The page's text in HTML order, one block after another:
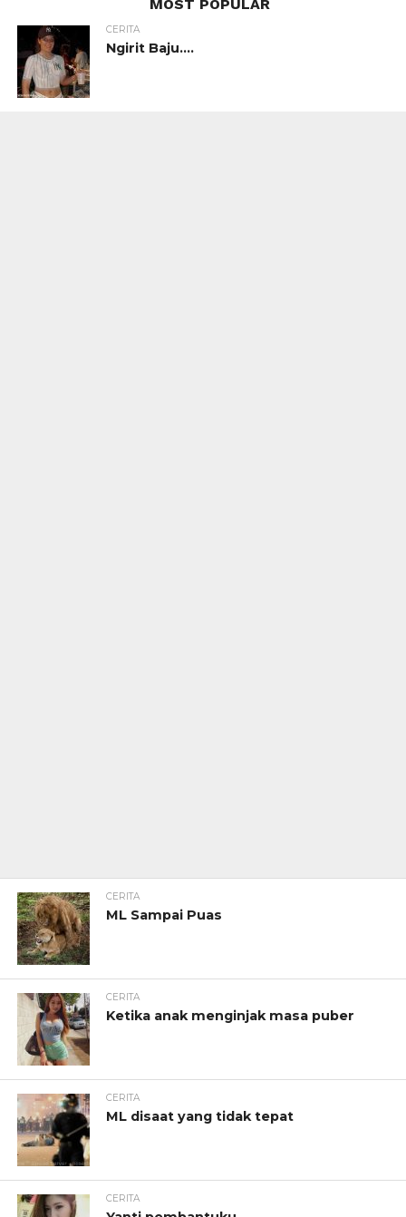
MOST POPULAR
CERITA
Ngirit Baju….
CERITA
ML Sampai Puas
CERITA
Ketika anak menginjak masa puber
CERITA
ML disaat yang tidak tepat
CERITA